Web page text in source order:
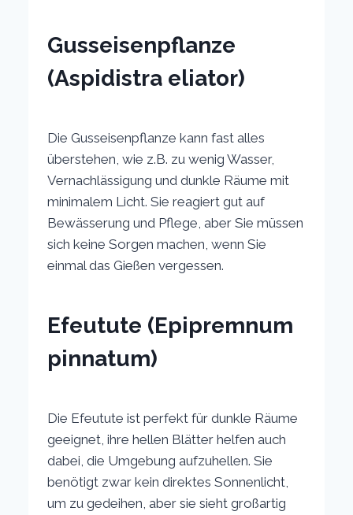
Gusseisenpflanze
(Aspidistra eliator)
Die Gusseisenpflanze kann fast alles
überstehen, wie z.B. zu wenig Wasser,
Vernachlässigung und dunkle Räume mit
minimalem Licht. Sie reagiert gut auf
Bewässerung und Pflege, aber Sie müssen
sich keine Sorgen machen, wenn Sie
einmal das Gießen vergessen.
Efeutute (Epipremnum
pinnatum)
Die Efeutute ist perfekt für dunkle Räume
geeignet, ihre hellen Blätter helfen auch
dabei, die Umgebung aufzuhellen. Sie
benötigt zwar kein direktes Sonnenlicht,
um zu gedeihen, aber sie sieht großartig